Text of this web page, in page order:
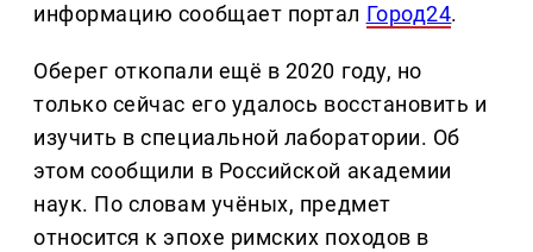
информацию сообщает портал Город24.
Оберег откопали ещё в 2020 году, но
только сейчас его удалось восстановить и
изучить в специальной лаборатории. Об
этом сообщили в Российской академии
наук. По словам учёных, предмет
относится к эпохе римских походов в